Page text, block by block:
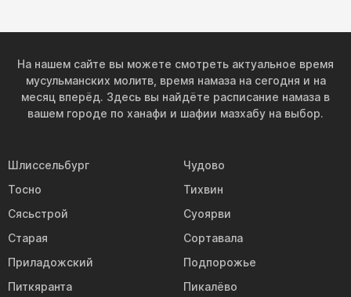
На нашем сайте вы можете смотреть актуальное время
мусульманских молитв, время намаза на сегодня и на
месяц вперёд. Здесь вы найдёте расписание намаза в
вашем городе по ханафи и шафии мазхабу на выбор.
Шлиссельбург
Чудово
Тосно
Тихвин
Сясьстрой
Суоярви
Старая
Сортавала
Приладожский
Подпорожье
Питкяранта
Пикалёво